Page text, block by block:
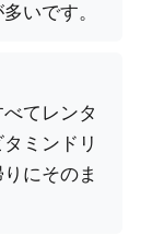
いです。
てレンタ
ミンドリ
にそのま